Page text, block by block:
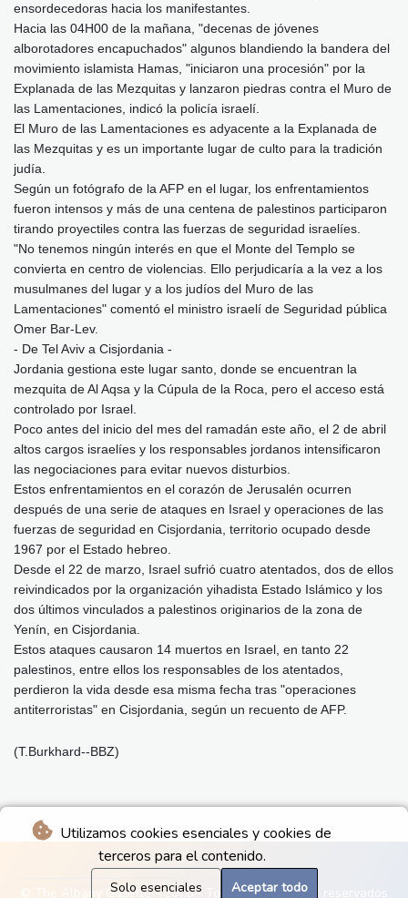
Utilizamos cookies esenciales y cookies de
terceros para el contenido.
Solo esenciales Aceptar todo
ensordecedoras hacia los manifestantes.
Hacia las 04H00 de la mañana, "decenas de jóvenes
alborotadores encapuchados" algunos blandiendo la bandera del
movimiento islamista Hamas, "iniciaron una procesión" por la
Explanada de las Mezquitas y lanzaron piedras contra el Muro de
las Lamentaciones, indicó la policía israelí.
El Muro de las Lamentaciones es adyacente a la Explanada de
las Mezquitas y es un importante lugar de culto para la tradición
judía.
Según un fotógrafo de la AFP en el lugar, los enfrentamientos
fueron intensos y más de una centena de palestinos participaron
tirando proyectiles contra las fuerzas de seguridad israelíes.
"No tenemos ningún interés en que el Monte del Templo se
convierta en centro de violencias. Ello perjudicaría a la vez a los
musulmanes del lugar y a los judíos del Muro de las
Lamentaciones" comentó el ministro israelí de Seguridad pública
Omer Bar-Lev.
- De Tel Aviv a Cisjordania -
Jordania gestiona este lugar santo, donde se encuentran la
mezquita de Al Aqsa y la Cúpula de la Roca, pero el acceso está
controlado por Israel.
Poco antes del inicio del mes del ramadán este año, el 2 de abril
altos cargos israelíes y los responsables jordanos intensificaron
las negociaciones para evitar nuevos disturbios.
Estos enfrentamientos en el corazón de Jerusalén ocurren
después de una serie de ataques en Israel y operaciones de las
fuerzas de seguridad en Cisjordania, territorio ocupado desde
1967 por el Estado hebreo.
Desde el 22 de marzo, Israel sufrió cuatro atentados, dos de ellos
reivindicados por la organización yihadista Estado Islámico y los
dos últimos vinculados a palestinos originarios de la zona de
Yenín, en Cisjordania.
Estos ataques causaron 14 muertos en Israel, en tanto 22
palestinos, entre ellos los responsables de los atentados,
perdieron la vida desde esa misma fecha tras "operaciones
antiterroristas" en Cisjordania, según un recuento de AFP.
(T.Burkhard--BBZ)
© The Albany Gazette - 2026 - Todos los derechos reservados